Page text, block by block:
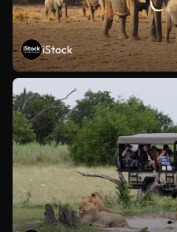
iStock